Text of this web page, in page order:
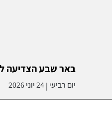
באר שבע הצדיעה
יום רביעי |24 יוני 2026